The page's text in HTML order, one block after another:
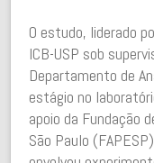
O estudo, liderado
ICB-USP sob
Departamento de
estágio no
apoio da Fundação
São Paulo